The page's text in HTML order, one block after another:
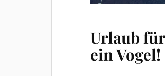
Urlaub
ein Vogel!